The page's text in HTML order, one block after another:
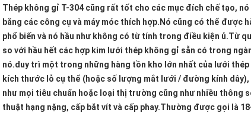
Thép không gỉ T-304 cũng rất tốt cho các mục đích chế tạo,
bằng các công cụ và máy móc thích hợp.Nó cũng có thể được
phổ biến và nó hầu như không có từ tính trong điều kiện ủ.Từ
so với hầu hết các hợp kim lưới thép không gỉ sẵn có trong
nó.duy trì một trong những hàng tồn kho lớn nhất của lưới thép
kích thước lỗ cụ thể (hoặc số lượng mắt lưới / đường kính
như mọi tiêu chuẩn hoặc loại thị trường cũng như nhiều thông
thuật hạng nặng, cấp bắt vít và cấp phay.Thường được gọi là